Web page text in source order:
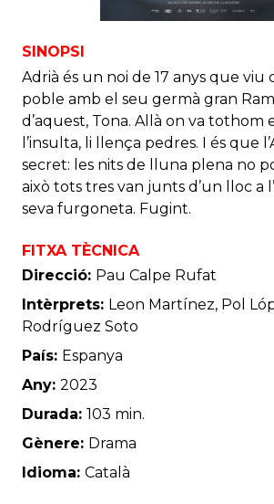
SINOPSI
Adrià és un noi de 17 anys que viu
poble amb el seu germà gran
d’aquest, Tona. Allà on va tothom
l’insulta, li llença pedres. I és que
secret: les nits de lluna plena no
això tots tres van junts d’un lloc a
seva furgoneta. Fugint.
FITXA TÈCNICA
Direcció: Pau Calpe Rufat
Intèrprets: Leon Martínez, Pol
Rodríguez Soto
País: Espanya
Any: 2023
Durada: 103 min.
Gènere: Drama
Idioma: Català